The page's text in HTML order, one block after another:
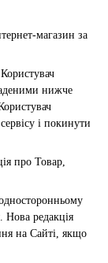
магазин за
нижче
і покинути
про Товар,
Нова редакція
на Сайті, якщо